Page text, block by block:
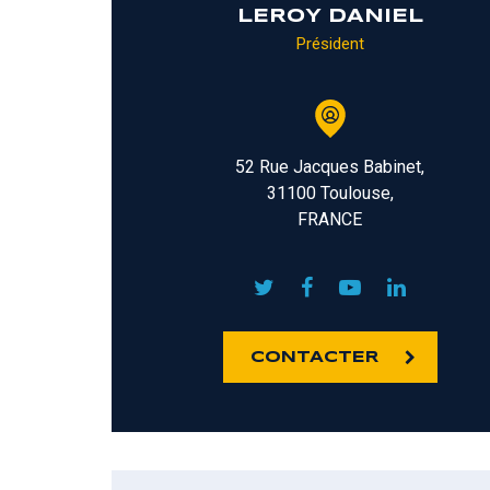
LEROY DANIEL
Président
52 Rue Jacques Babinet,
31100 Toulouse,
FRANCE
CONTACTER